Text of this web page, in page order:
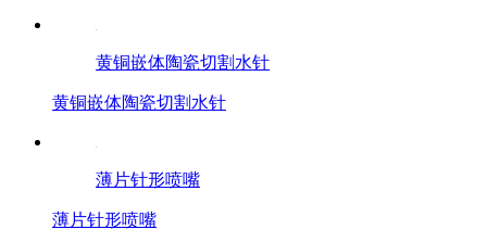
黄铜嵌体陶瓷切割水针
黄铜嵌体陶瓷切割水针
薄片针形喷嘴
薄片针形喷嘴